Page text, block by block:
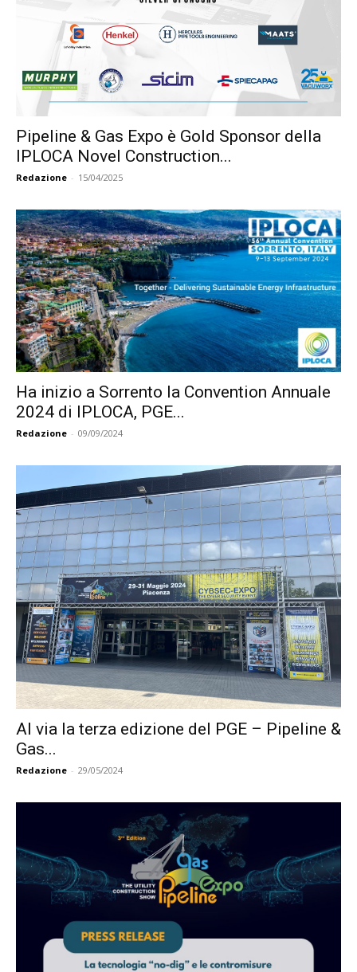
Pipeline & Gas Expo è Gold Sponsor della
IPLOCA Novel Construction...
Redazione - 15/04/2025
Ha inizio a Sorrento la Convention Annuale
2024 di IPLOCA, PGE...
Redazione - 09/09/2024
Al via la terza edizione del PGE – Pipeline &
Gas...
Redazione - 29/05/2024